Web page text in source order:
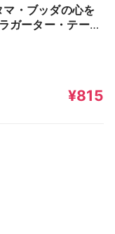
・ブッダの心を
ーター・テーリ
白・尼僧の告白
¥815